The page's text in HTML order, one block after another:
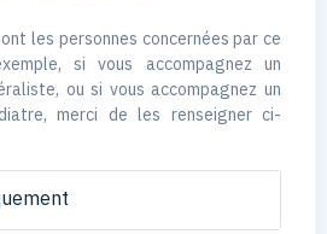
les personnes concernées par ce
si vous accompagnez un
ou si vous accompagnez un
merci de les renseigner ci-